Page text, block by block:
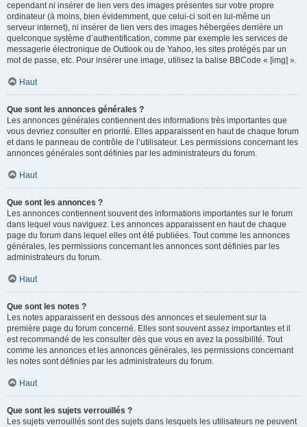
cependant ni insérer de lien vers des images présentes sur votre propre
ordinateur (à moins, bien évidemment, que celui-ci soit en lui-même un
serveur internet), ni insérer de lien vers des images hébergées derrière un
quelconque système d’authentification, comme par exemple les services de
messagerie électronique de Outlook ou de Yahoo, les sites protégés par un
mot de passe, etc. Pour insérer une image, utilisez la balise BBCode « [img] ».
Haut
Que sont les annonces générales ?
Les annonces générales contiennent des informations très importantes que
vous devriez consulter en priorité. Elles apparaissent en haut de chaque forum
et dans le panneau de contrôle de l’utilisateur. Les permissions concernant les
annonces générales sont définies par les administrateurs du forum.
Haut
Que sont les annonces ?
Les annonces contiennent souvent des informations importantes sur le forum
dans lequel vous naviguez. Les annonces apparaissent en haut de chaque
page du forum dans lequel elles ont été publiées. Tout comme les annonces
générales, les permissions concernant les annonces sont définies par les
administrateurs du forum.
Haut
Que sont les notes ?
Les notes apparaissent en dessous des annonces et seulement sur la
première page du forum concerné. Elles sont souvent assez importantes et il
est recommandé de les consulter dès que vous en avez la possibilité. Tout
comme les annonces et les annonces générales, les permissions concernant
les notes sont définies par les administrateurs du forum.
Haut
Que sont les sujets verrouillés ?
Les sujets verrouillés sont des sujets dans lesquels les utilisateurs ne peuvent